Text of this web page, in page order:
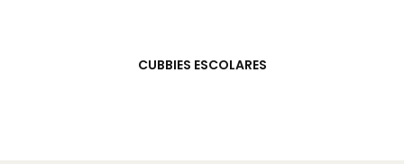
CUBBIES ESCOLARES